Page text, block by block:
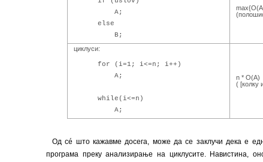
A;
else
B;
циклуси:
for (i=1; i<=n; i++)
A;
while(i<=n)
A;
n * O(A)
( [колку
Од сé што кажавме досега, може да се заклучи дека е
програма преку анализирање на циклусите. Навистина,